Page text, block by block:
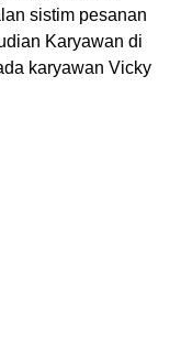
sistim pesanan
Karyawan di
karyawan Vicky